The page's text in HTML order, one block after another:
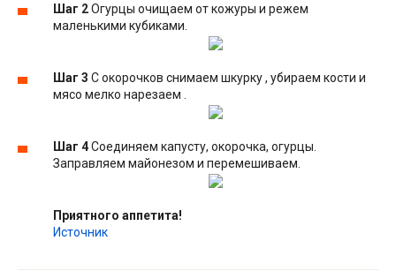
Шаг 2Огурцы очищаем от кожуры и режем
маленькими кубиками.
Шаг 3 С окорочков снимаем шкурку , убираем кости и
мясо мелко нарезаем .
Шаг 4Соединяем капусту, окорочка, огурцы.
Заправляем майонезом и перемешиваем.
Приятного аппетита!
Источник